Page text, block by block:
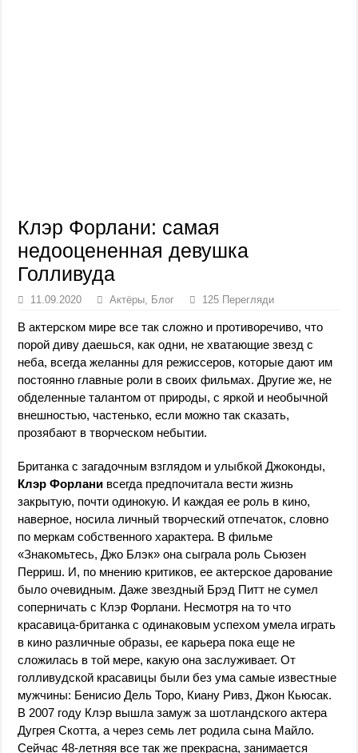
Клэр Форлани: самая
недооцененная девушка
Голливуда
11.09.2020 Актёры Блог 125 Перегляди
В актерском мире все так сложно и противоречиво, что
порой диву даешься, как одни, не хватающие звезд с
неба, всегда желанны для режиссеров, которые дают им
постоянно главные роли в своих фильмах. Другие же, не
обделенные талантом от природы, с яркой и необычной
внешностью, частенько, если можно так сказать,
прозябают в творческом небытии.
Британка с загадочным взглядом и улыбкой Джоконды,
Клэр Форлани всегда предпочитала вести жизнь
закрытую, почти одинокую. И каждая ее роль в кино,
наверное, носила личный творческий отпечаток, словно
по меркам собственного характера. В фильме
«Знакомьтесь, Джо Блэк» она сыграла роль Сьюзен
Перриш. И, по мнению критиков, ее актерское дарование
было очевидным. Даже звездный Брэд Питт не сумел
соперничать с Клэр Форлани. Несмотря на то что
красавица-британка с одинаковым успехом умела играть
в кино различные образы, ее карьера пока еще не
сложилась в той мере, какую она заслуживает. От
голливудской красавицы были без ума самые известные
мужчины: Бенисио Дель Торо, Киану Ривз, Джон Кьюсак.
В 2007 году Клэр вышла замуж за шотландского актера
Дугрея Скотта, а через семь лет родила сына Майло.
Сейчас 48-летняя все так же прекрасна, занимается